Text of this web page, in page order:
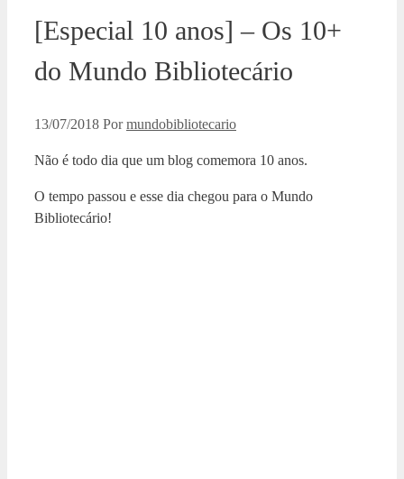
[Especial 10 anos] – Os 10+
do Mundo Bibliotecário
13/07/2018 Pormundobibliotecario
Não é todo dia que um blog comemora 10 anos.
O tempo passou e esse dia chegou para o Mundo
Bibliotecário!